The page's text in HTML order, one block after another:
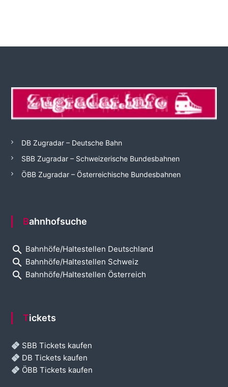
DB Zugradar – Deutsche Bahn
SBB Zugradar – Schweizerische Bundesbahnen
ÖBB Zugradar – Österreichische Bundesbahnen
Bahnhofsuche
search Bahnhöfe/Haltestellen Deutschland
search Bahnhöfe/Haltestellen Schweiz
search Bahnhöfe/Haltestellen Österreich
Tickets
SBB Tickets kaufen
DB Tickets kaufen
ÖBB Tickets kaufen